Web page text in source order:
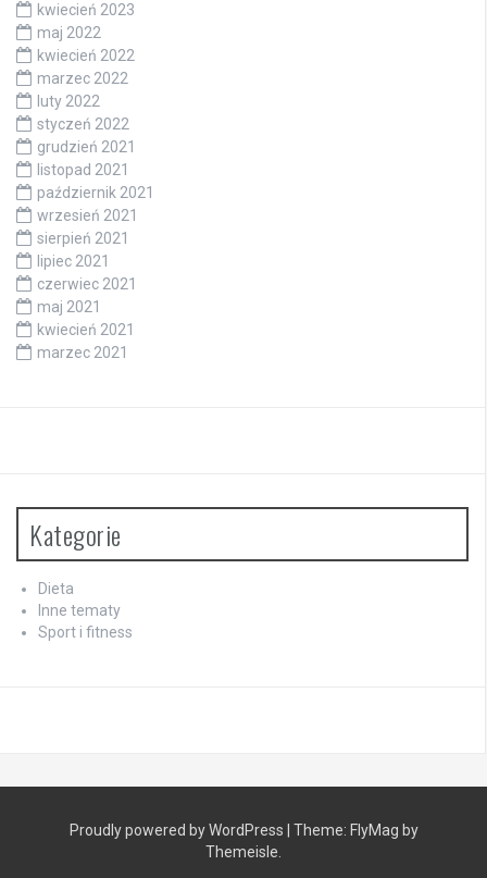
kwiecień 2023
maj 2022
kwiecień 2022
marzec 2022
luty 2022
styczeń 2022
grudzień 2021
listopad 2021
październik 2021
wrzesień 2021
sierpień 2021
lipiec 2021
czerwiec 2021
maj 2021
kwiecień 2021
marzec 2021
Kategorie
Dieta
Inne tematy
Sport i fitness
Proudly powered by WordPress Theme: FlyMag by
Themeisle.